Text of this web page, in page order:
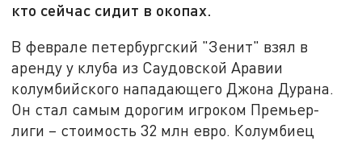
кто сейчас сидит в окопах.
В феврале петербургский "Зенит" взял в
аренду у клуба из Саудовской Аравии
колумбийского нападающего Джона Дурана.
Он стал самым дорогим игроком Премьер-
лиги – стоимость 32 млн евро. Колумбиец